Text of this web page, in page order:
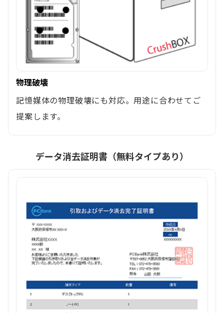
物理破壊
記憶媒体の物理破壊にも対応。用途に合わせてご
提案します。
データ消去証明書（無料タイプあり）